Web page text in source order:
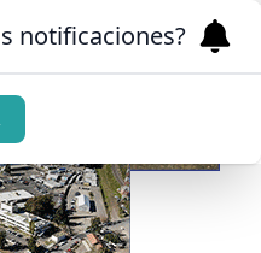
notificaciones?